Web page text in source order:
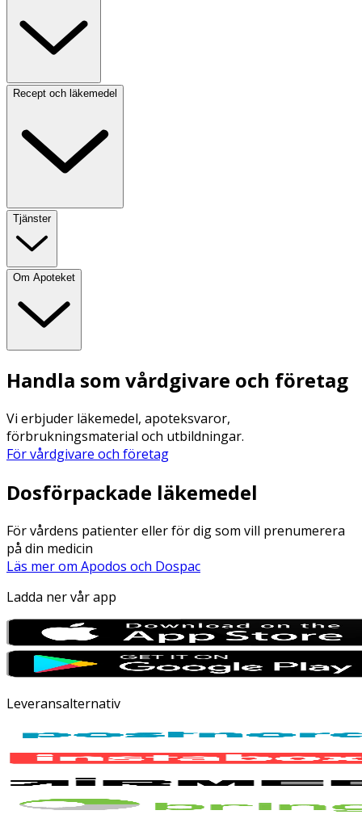
Recept och läkemedel
Tjänster
Om Apoteket
Handla som vårdgivare och företag
Vi erbjuder läkemedel, apoteksvaror,
förbrukningsmaterial och utbildningar.
För vårdgivare och företag
Dosförpackade läkemedel
För vårdens patienter eller för dig som vill prenumerera
på din medicin
Läs mer om Apodos och Dospac
Ladda ner vår app
Leveransalternativ